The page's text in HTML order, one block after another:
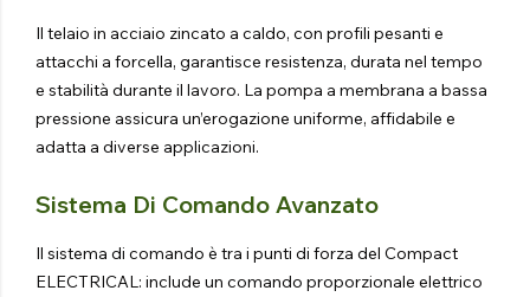
Il telaio in acciaio zincato a caldo, con profili pesanti e
attacchi a forcella, garantisce resistenza, durata nel tempo
e stabilità durante il lavoro. La pompa a membrana a bassa
pressione assicura un’erogazione uniforme, affidabile e
adatta a diverse applicazioni.
Sistema Di Comando Avanzato
Il sistema di comando è tra i punti di forza del Compact
ELECTRICAL: include un comando proporzionale elettrico